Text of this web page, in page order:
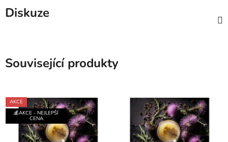
Diskuze
Související produkty
AKCE
💰AKCE - NEJLEPŠÍ
CENA